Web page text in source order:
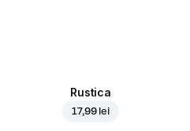
Rustica
17,99 lei